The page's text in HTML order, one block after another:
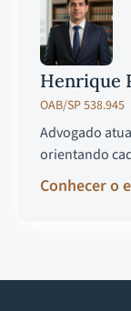
Henrique
OAB/SP 538.945
Advogado
orientando
Conhecer o